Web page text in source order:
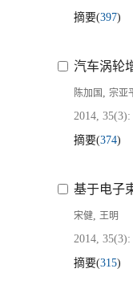
摘要(397)
汽车涡轮
陈加国 , 宗亚
2014, 35(3):
摘要(374)
基于电子
宋健, 王明
2014, 35(3):
摘要(315)